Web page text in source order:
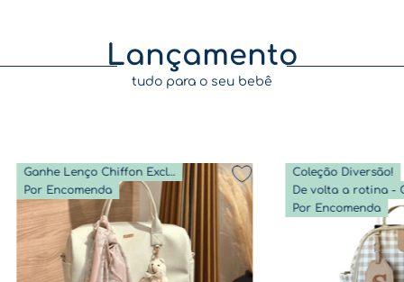
Lançamento
tudo para o seu bebê
Ganhe Lenço Chiffon Exclusivo
Por Encomenda
Coleção Diversão!
Por Encomenda